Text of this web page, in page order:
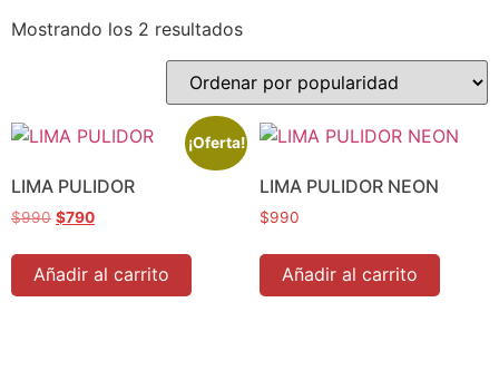
Mostrando los 2 resultados
¡Oferta!
LIMA PULIDOR
$990 $790
Añadir al carrito
LIMA PULIDOR NEON
$990
Añadir al carrito